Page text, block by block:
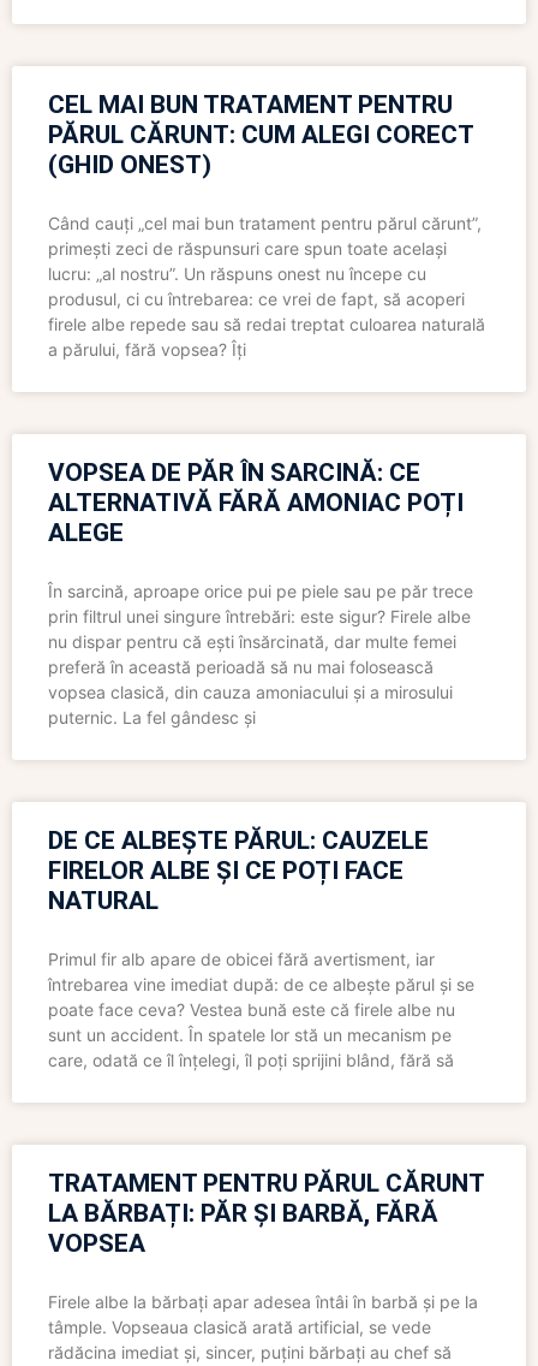
CEL MAI BUN TRATAMENT PENTRU
PĂRUL CĂRUNT: CUM ALEGI CORECT
(GHID ONEST)
Când cauți „cel mai bun tratament pentru părul cărunt”,
primești zeci de răspunsuri care spun toate același
lucru: „al nostru”. Un răspuns onest nu începe cu
produsul, ci cu întrebarea: ce vrei de fapt, să acoperi
firele albe repede sau să redai treptat culoarea naturală
a părului, fără vopsea? Îți
VOPSEA DE PĂR ÎN SARCINĂ: CE
ALTERNATIVĂ FĂRĂ AMONIAC POȚI
ALEGE
În sarcină, aproape orice pui pe piele sau pe păr trece
prin filtrul unei singure întrebări: este sigur? Firele albe
nu dispar pentru că ești însărcinată, dar multe femei
preferă în această perioadă să nu mai folosească
vopsea clasică, din cauza amoniacului și a mirosului
puternic. La fel gândesc și
DE CE ALBEȘTE PĂRUL: CAUZELE
FIRELOR ALBE ȘI CE POȚI FACE
NATURAL
Primul fir alb apare de obicei fără avertisment, iar
întrebarea vine imediat după: de ce albește părul și se
poate face ceva? Vestea bună este că firele albe nu
sunt un accident. În spatele lor stă un mecanism pe
care, odată ce îl înțelegi, îl poți sprijini blând, fără să
TRATAMENT PENTRU PĂRUL CĂRUNT
LA BĂRBAȚI: PĂR ȘI BARBĂ, FĂRĂ
VOPSEA
Firele albe la bărbați apar adesea întâi în barbă și pe la
tâmple. Vopseaua clasică arată artificial, se vede
rădăcina imediat și, sincer, puțini bărbați au chef să